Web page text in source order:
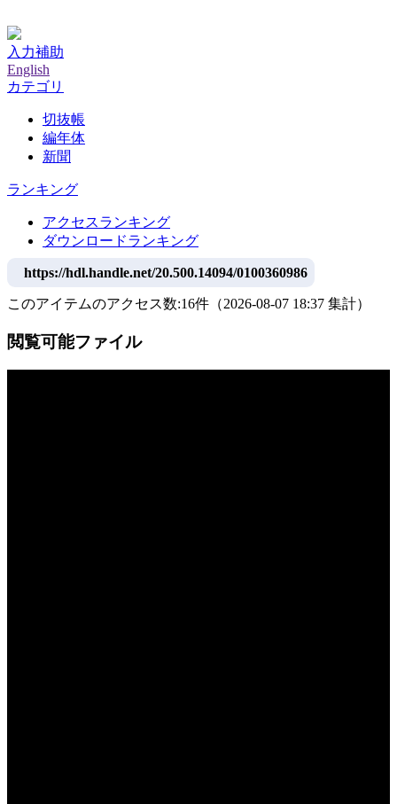
入力補助
English
カテゴリ
切抜帳
編年体
新聞
ランキング
アクセスランキング
ダウンロードランキング
https://hdl.handle.net/20.500.14094/0100360986
このアイテムのアクセス数:16件 （2026-08-07 18:37 集計）
閲覧可能ファイル